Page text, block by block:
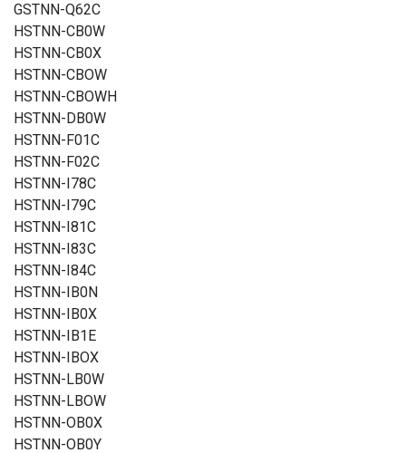
GSTNN-Q62C
HSTNN-CB0W
HSTNN-CB0X
HSTNN-CBOW
HSTNN-CBOWH
HSTNN-DB0W
HSTNN-F01C
HSTNN-F02C
HSTNN-I78C
HSTNN-I79C
HSTNN-I81C
HSTNN-I83C
HSTNN-I84C
HSTNN-IB0N
HSTNN-IB0X
HSTNN-IB1E
HSTNN-IBOX
HSTNN-LB0W
HSTNN-LBOW
HSTNN-OB0X
HSTNN-OB0Y